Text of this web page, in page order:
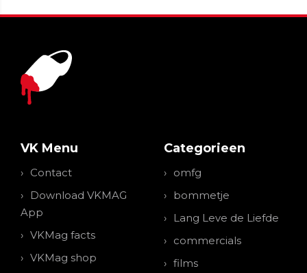
VK Menu
Contact
Download VKMAG
App
VKMag facts
VKMag shop
Categorieen
omfg
bommetje
Lang Leve de Liefde
commercials
films